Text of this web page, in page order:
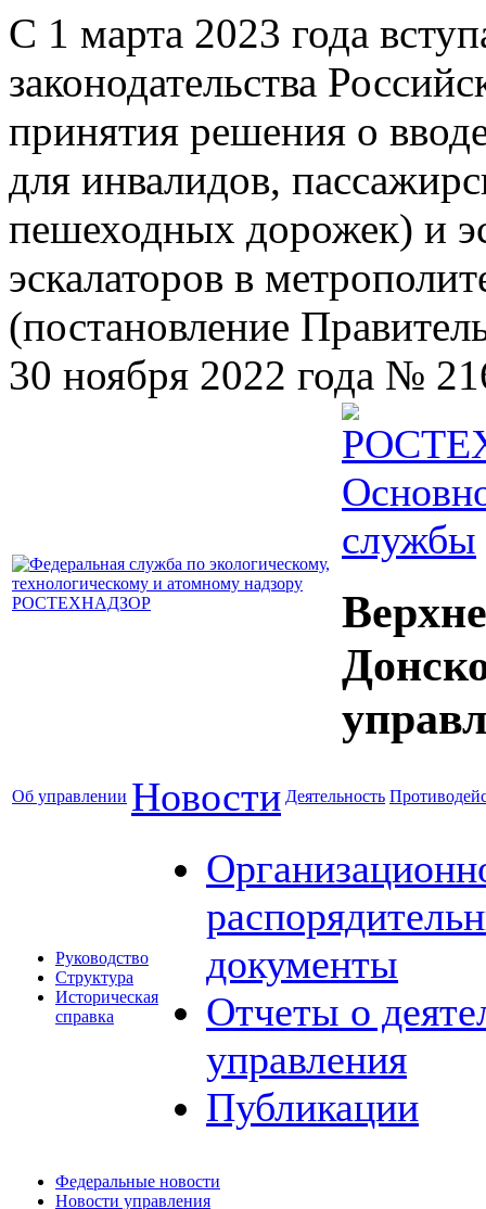
С 1 марта 2023 года
законодательства
принятия решения о
для инвалидов,
пешеходных дорожек) и
эскалаторов в
(постановление
30 ноября 2022 года №
службы
Об управлении Новости Деятельность
Руководство
Структура
Историческая
справка
документы
Отчеты о
управления
Публикации
Федеральные новости
Новости управления